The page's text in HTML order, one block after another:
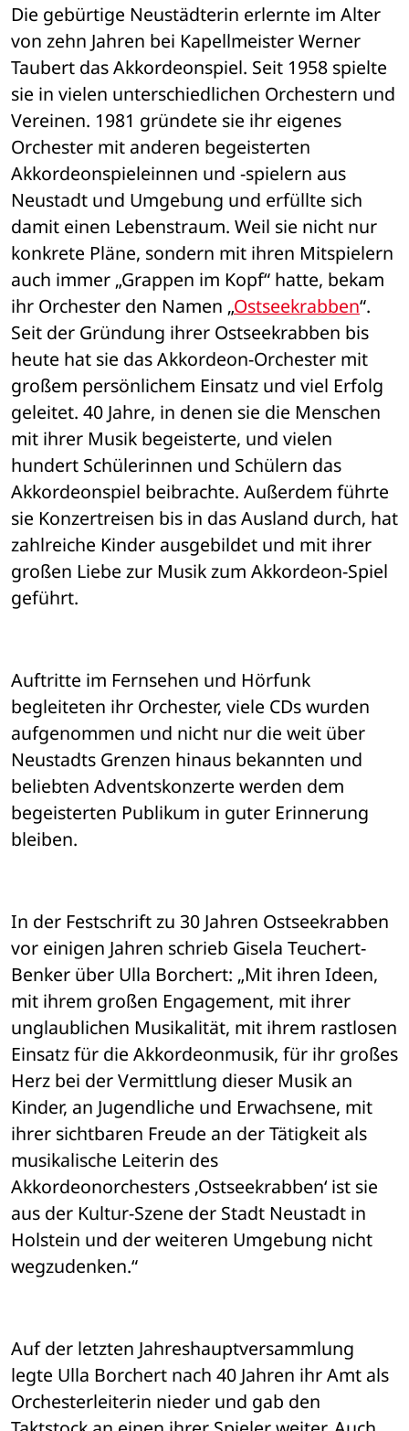
Die gebürtige Neustädterin erlernte im Alter
von zehn Jahren bei Kapellmeister Werner
Taubert das Akkordeonspiel. Seit 1958 spielte
sie in vielen unterschiedlichen Orchestern und
Vereinen. 1981 gründete sie ihr eigenes
Orchester mit anderen begeisterten
Akkordeonspieleinnen und -spielern aus
Neustadt und Umgebung und erfüllte sich
damit einen Lebenstraum. Weil sie nicht nur
konkrete Pläne, sondern mit ihren Mitspielern
auch immer „Grappen im Kopf“ hatte, bekam
ihr Orchester den Namen „Ostseekrabben“.
Seit der Gründung ihrer Ostseekrabben bis
heute hat sie das Akkordeon-Orchester mit
großem persönlichem Einsatz und viel Erfolg
geleitet. 40 Jahre, in denen sie die Menschen
mit ihrer Musik begeisterte, und vielen
hundert Schülerinnen und Schülern das
Akkordeonspiel beibrachte. Außerdem führte
sie Konzertreisen bis in das Ausland durch, hat
zahlreiche Kinder ausgebildet und mit ihrer
großen Liebe zur Musik zum Akkordeon-Spiel
geführt.
Auftritte im Fernsehen und Hörfunk
begleiteten ihr Orchester, viele CDs wurden
aufgenommen und nicht nur die weit über
Neustadts Grenzen hinaus bekannten und
beliebten Adventskonzerte werden dem
begeisterten Publikum in guter Erinnerung
bleiben.
In der Festschrift zu 30 Jahren Ostseekrabben
vor einigen Jahren schrieb Gisela Teuchert-
Benker über Ulla Borchert: „Mit ihren Ideen,
mit ihrem großen Engagement, mit ihrer
unglaublichen Musikalität, mit ihrem rastlosen
Einsatz für die Akkordeonmusik, für ihr großes
Herz bei der Vermittlung dieser Musik an
Kinder, an Jugendliche und Erwachsene, mit
ihrer sichtbaren Freude an der Tätigkeit als
musikalische Leiterin des
Akkordeonorchesters ‚Ostseekrabben‘ ist sie
aus der Kultur-Szene der Stadt Neustadt in
Holstein und der weiteren Umgebung nicht
wegzudenken.“
Auf der letzten Jahreshauptversammlung
legte Ulla Borchert nach 40 Jahren ihr Amt als
Orchesterleiterin nieder und gab den